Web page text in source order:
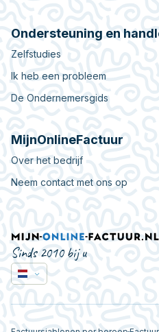
Ondersteuning en
Zelfstudies
Ik heb een probleem
De Ondernemersgids
MijnOnlineFactuur
Over het bedrijf
Neem contact met ons op
Sinds 2010 bij u